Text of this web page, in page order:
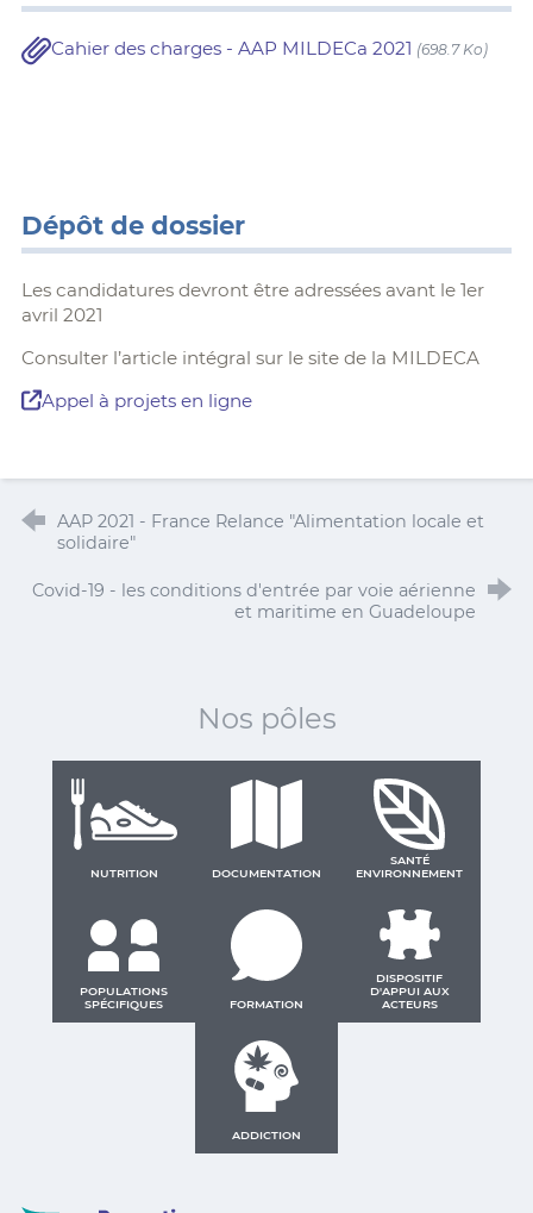
Cahier des charges - AAP MILDECa 2021 (698.7 Ko)
Dépôt de dossier
Les candidatures devront être adressées avant le 1er
avril 2021
Consulter l’article intégral sur le site de la MILDECA
Appel à projets en ligne
AAP 2021 - France Relance "Alimentation locale et
solidaire"
Covid-19 - les conditions d'entrée par voie aérienne
et maritime en Guadeloupe
Nos pôles
NUTRITION DOCUMENTATION
SANTÉ
ENVIRONNEMENT
POPULATIONS
SPÉCIFIQUES
FORMATION
DISPOSITIF
D'APPUI AUX
ACTEURS
ADDICTION